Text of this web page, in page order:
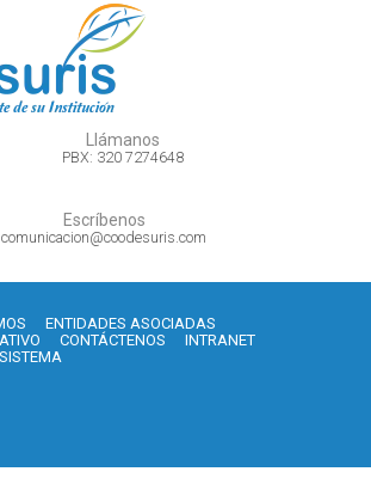
Llámanos
PBX: 320 7274648
Escríbenos
comunicacion@coodesuris.com
ENTIDADES ASOCIADAS
CONTÁCTENOS
INTRANET